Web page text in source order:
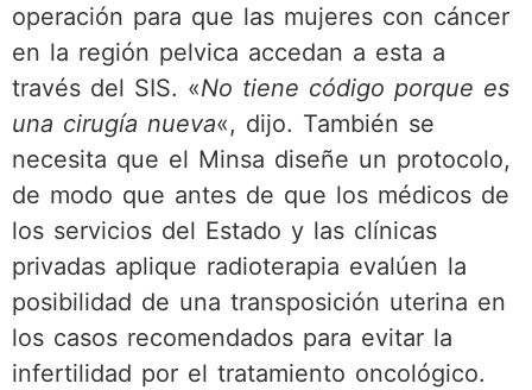
operación para que las mujeres con cáncer
en la región pelvica accedan a esta a
través del SIS. «No tiene código porque es
una cirugía nueva«, dijo. También se
necesita que el Minsa diseñe un protocolo,
de modo que antes de que los médicos de
los servicios del Estado y las clínicas
privadas aplique radioterapia evalúen la
posibilidad de una transposición uterina en
los casos recomendados para evitar la
infertilidad por el tratamiento oncológico.